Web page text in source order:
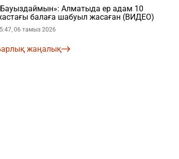
Алматыда ер адам 10
балаға шабуыл жасаған (ВИДЕО)
06 тамыз 2026
жаңалық